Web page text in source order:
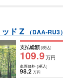
ド Z （DAA-RU3）
支払総額(税込)
109.9万円
車両価格(税込)
98.2万円